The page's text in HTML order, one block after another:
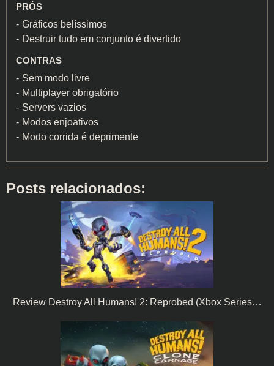
PRÓS
Gráficos belíssimos
Destruir tudo em conjunto é divertido
CONTRAS
Sem modo livre
Multiplayer obrigatório
Servers vazios
Modos enjoativos
Modo corrida é deprimente
Posts relacionados:
Review Destroy All Humans! 2: Reprobed (Xbox Series…